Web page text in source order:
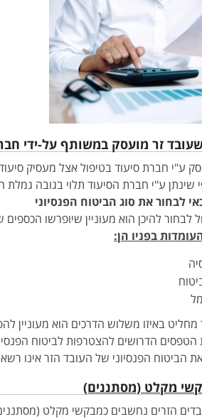
זר מועסק במשותף על-ידי
ע"י חברת סיעוד בטיפול אצל מעסיק
שינתן ע"י חברת הסיעוד תלוי בגובה גמלת
לבחור את סוג הביטוח הפנסיוני
לבחור להיכן הוא מעוניין שיופרשו
בפניו הן:
באיזו משלוש הדרכים הוא מעוניין
הטפסים הדרושים להצטרפות לביטוח
הביטוח הפנסיוני של העובד הזר אינו
מקלט (מסתננים)